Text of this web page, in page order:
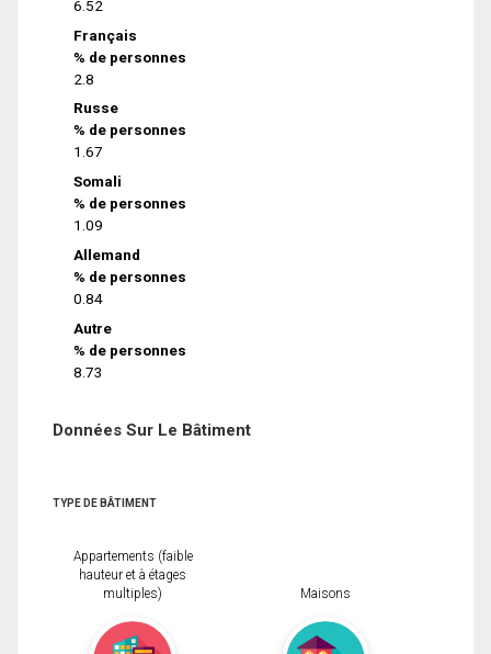
6.52
Français
% de personnes
2.8
Russe
% de personnes
1.67
Somali
% de personnes
1.09
Allemand
% de personnes
0.84
Autre
% de personnes
8.73
Données Sur Le Bâtiment
TYPE DE BÂTIMENT
Appartements (faible
hauteur et à étages
multiples)
Maisons